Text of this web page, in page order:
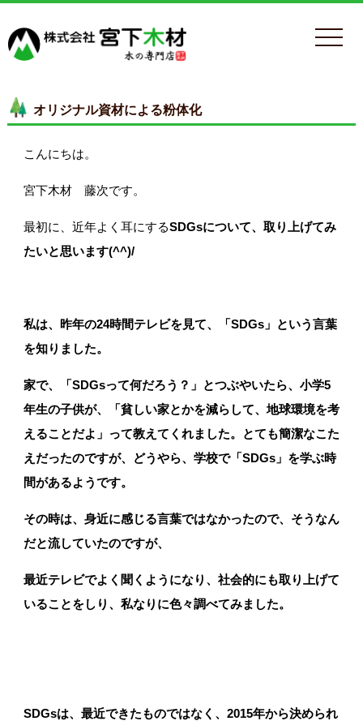
オリジナル資材による粉体化
こんにちは。
宮下木材 藤次です。
最初に、近年よく耳にするSDGsについて、取り上げてみ
たいと思います(^^)/
私は、 昨年の24時間テレビを見て、「SDGs」という言葉
を知りました。
家で、「SDGsって何だろう？」とつぶやいたら、小学5
年生の子供が、「貧しい家とかを減らして、地球環境を考
えることだよ」って教えてくれました。とても簡潔なこた
えだったのですが、どうやら、学校で「SDGs」を学ぶ時
間があるようです。
その時は、 身近に感じる言葉ではなかったので、 そうなん
だと流していたのですが、
最近テレビでよく聞くようになり、社会的にも取り上げて
いることをしり、私なりに色々調べてみました。
SDGsは、最近できたものではなく、2015年から決められ